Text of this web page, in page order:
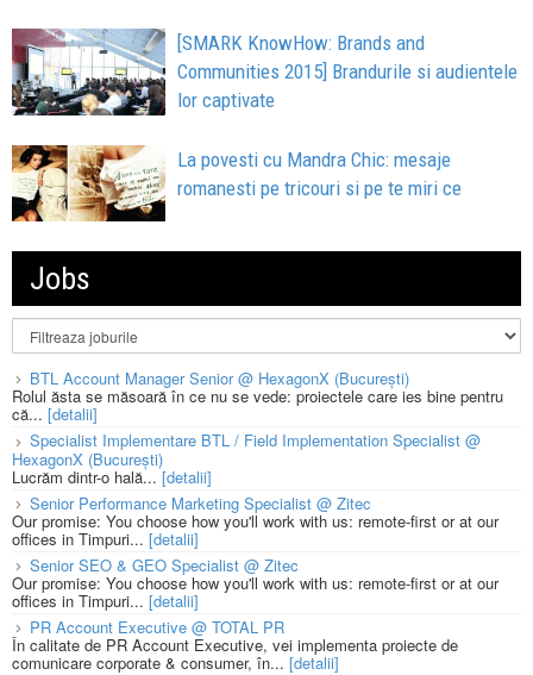
[SMARK KnowHow: Brands and
Communities 2015] Brandurile si audientele
lor captivate
La povesti cu Mandra Chic: mesaje
romanesti pe tricouri si pe te miri ce
Jobs
BTL Account Manager Senior @ HexagonX (București)
Rolul ăsta se măsoară în ce nu se vede: proiectele care ies bine pentru
că... [detalii]
Specialist Implementare BTL / Field Implementation Specialist @
HexagonX (București)
Lucrăm dintr-o hală...[detalii]
Senior Performance Marketing Specialist @ Zitec
Our promise: You choose how you'll work with us: remote-first or at our
offices in Timpuri... [detalii]
Senior SEO & GEO Specialist @ Zitec
Our promise: You choose how you'll work with us: remote-first or at our
offices in Timpuri... [detalii]
PR Account Executive @ TOTAL PR
În calitate de PR Account Executive, vei implementa proiecte de
comunicare corporate & consumer, în... [detalii]